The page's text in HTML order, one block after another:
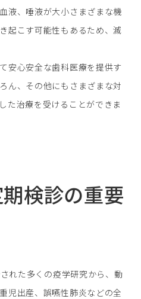
5000
液、唾液が大小さまざまな機
起こす可能性もあるため、滅
安心安全な歯科医療を提供す
ん、その他にもさまざまな対
た治療を受けることができま
検診の重要
れた多くの疫学研究から、動
児出産、誤嚥性肺炎などの全